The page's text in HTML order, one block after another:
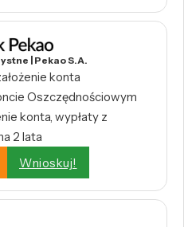
| Pekao S.A.
konta
Oszczędnościowym
konta, wypłaty z
2 lata
Wnioskuj!